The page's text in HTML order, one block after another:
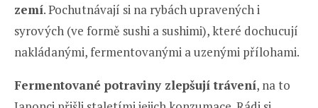
zemí. Pochutnávají si na rybách upravených i
syrových (ve formě sushi a sushimi), které dochucují
nakládanými, fermentovanými a uzenými přílohami.
Fermentované potraviny zlepšují trávení, na to